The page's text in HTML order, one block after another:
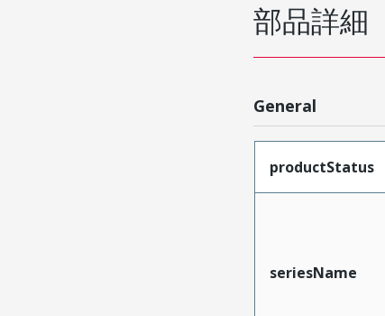
部品詳細
General
productStatus
seriesName